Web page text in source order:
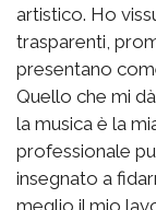
artistico. Ho
trasparenti,
presentano
Quello che mi
la musica è la
professionale
insegnato a